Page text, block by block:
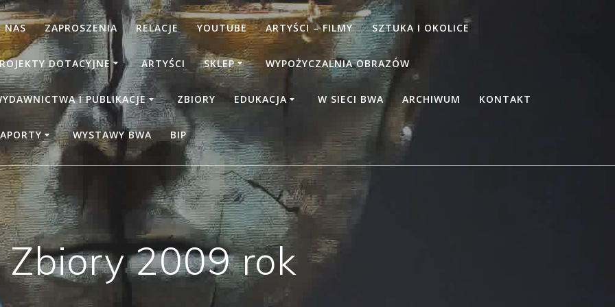
NAS ZAPROSZENIA RELACJE YOUTUBE ARTYŚCI – FILMY SZTUKA I OKOLICE
DOTACYJNE ARTYŚCI SKLEP WYPOŻYCZALNIA OBRAZÓW
I PUBLIKACJE ZBIORY EDUKACJA W SIECI BWA ARCHIWUM KONTAKT
WYSTAWY BWA BIP
Zbiory 2009 rok